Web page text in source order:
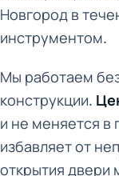
Новгород в
инструментом.
Мы работаем
конструкции.
и не меняется в
избавляет от
открытия двери